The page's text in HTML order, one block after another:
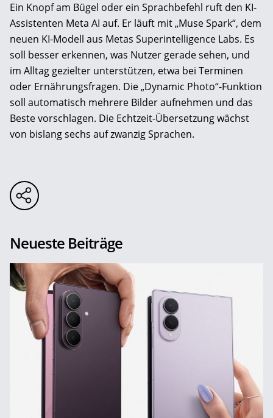
Ein Knopf am Bügel oder ein Sprachbefehl ruft den KI-
Assistenten Meta AI auf. Er läuft mit „Muse Spark“, dem
neuen KI-Modell aus Metas Superintelligence Labs. Es
soll besser erkennen, was Nutzer gerade sehen, und
im Alltag gezielter unterstützen, etwa bei Terminen
oder Ernährungsfragen. Die „Dynamic Photo“-Funktion
soll automatisch mehrere Bilder aufnehmen und das
Beste vorschlagen. Die Echtzeit-Übersetzung wächst
von bislang sechs auf zwanzig Sprachen.
Neueste Beiträge